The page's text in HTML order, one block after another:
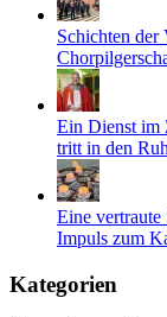
Schichten der
Ein Dienst im
tritt in den
Eine vertraute
Impuls zum
Kategorien